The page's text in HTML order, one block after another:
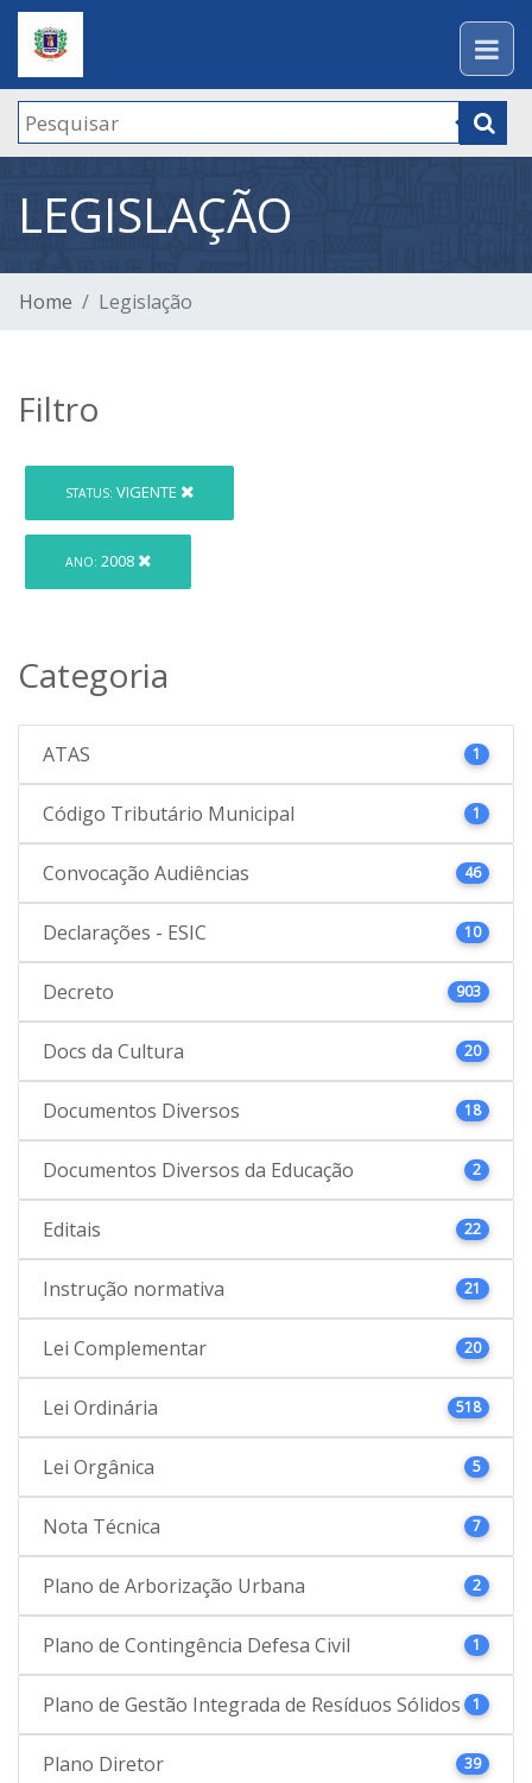
LEGISLAÇÃO
Home Legislação
Filtro
STATUS: VIGENTE
ANO: 2008
Categoria
ATAS 1
Código Tributário Municipal 1
Convocação Audiências 46
Declarações - ESIC 10
Decreto 903
Docs da Cultura 20
Documentos Diversos 18
Documentos Diversos da Educação 2
Editais 22
Instrução normativa 21
Lei Complementar 20
Lei Ordinária 518
Lei Orgânica 5
Nota Técnica 7
Plano de Arborização Urbana 2
Plano de Contingência Defesa Civil 1
Plano de Gestão Integrada de Resíduos Sólidos 1
Plano Diretor 39